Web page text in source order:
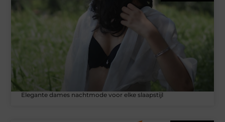
Elegante dames nachtmode voor elke slaapstijl